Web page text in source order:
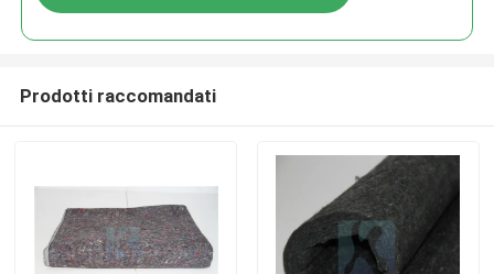
Prodotti raccomandati